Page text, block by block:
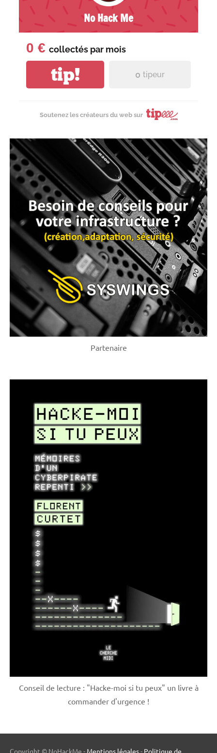
No Hack Me
0 € collectés par mois
tip! 0 tipeur
Soutenez les créateurs du web sur
Partenaire
Conseil de lecture : "Hacke-moi si tu peux" un livre à
commander d'urgence !
Copyright © NoHackMe - Mentions légales- Politique de